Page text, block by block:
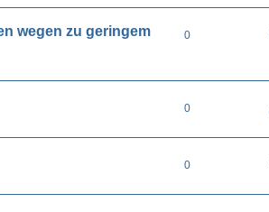
wegen zu geringem
0
0
0